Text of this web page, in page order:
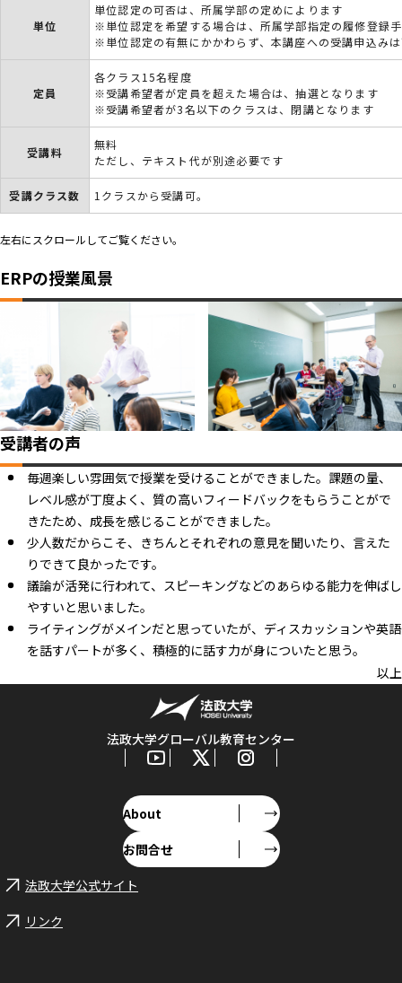
単位
単位認定の可否は、所属学部の定めによります
※単位認定を希望する場合は、所属学部指定の履修登録
※単位認定の有無にかかわらず、本講座への受講申込み
定員
各クラス15名程度
※受講希望者が定員を超えた場合は、抽選となります
※受講希望者が3名以下のクラスは、閉講となります
受講料
無料
ただし、テキスト代が別途必要です
受講クラス数 1クラスから受講可。
左右にスクロールしてご覧ください。
ERPの授業風景
受講者の声
毎週楽しい雰囲気で授業を受けることができました。課題の量、
レベル感が丁度よく、質の高いフィードバックをもらうことがで
きたため、成長を感じることができました。
少人数だからこそ、きちんとそれぞれの意見を聞いたり、言えた
りできて良かったです。
議論が活発に行われて、スピーキングなどのあらゆる能力を伸ばし
やすいと思いました。
ライティングがメインだと思っていたが、ディスカッションや英語
を話すパートが多く、積極的に話す力が身についたと思う。
以上
法政大学グローバル教育センター
About
お問合せ
法政大学公式サイト
リンク